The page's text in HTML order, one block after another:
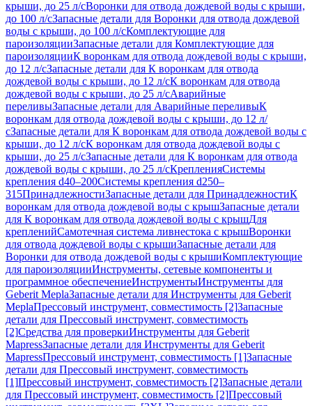
крыши, до 25 л/сВоронки для отвода дождевой воды с крыши,
до 100 л/сЗапасные детали для Воронки для отвода дождевой
воды с крыши, до 100 л/сКомплектующие для
пароизоляцииЗапасные детали для Комплектующие для
пароизоляцииК воронкам для отвода дождевой воды с крыши,
до 12 л/сЗапасные детали для К воронкам для отвода
дождевой воды с крыши, до 12 л/сК воронкам для отвода
дождевой воды с крыши, до 25 л/сАварийные
переливыЗапасные детали для Аварийные переливыК
воронкам для отвода дождевой воды с крыши, до 12 л/
сЗапасные детали для К воронкам для отвода дождевой воды с
крыши, до 12 л/сК воронкам для отвода дождевой воды с
крыши, до 25 л/сЗапасные детали для К воронкам для отвода
дождевой воды с крыши, до 25 л/сКрепленияСистемы
крепления d40–200Системы крепления d250–
315ПринадлежностиЗапасные детали для ПринадлежностиК
воронкам для отвода дождевой воды с крышЗапасные детали
для К воронкам для отвода дождевой воды с крышДля
крепленийСамотечная система ливнестока с крышВоронки
для отвода дождевой воды с крышиЗапасные детали для
Воронки для отвода дождевой воды с крышиКомплектующие
для пароизоляцииИнструменты, сетевые компоненты и
программное обеспечениеИнструментыИнструменты для
Geberit MeplaЗапасные детали для Инструменты для Geberit
MeplaПрессовый инструмент, совместимость [2]Запасные
детали для Прессовый инструмент, совместимость
[2]Средства для проверкиИнструменты для Geberit
MapressЗапасные детали для Инструменты для Geberit
MapressПрессовый инструмент, совместимость [1]Запасные
детали для Прессовый инструмент, совместимость
[1]Прессовый инструмент, совместимость [2]Запасные детали
для Прессовый инструмент, совместимость [2]Прессовый